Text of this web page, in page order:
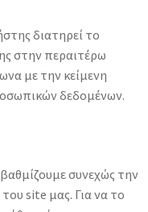
διατηρεί το
στην περαιτέρω
με την κείμενη
δεδομένων.
συνεχώς την
site μας. Για να το